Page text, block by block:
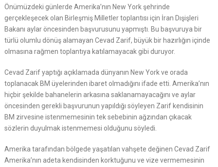
Önümüzdeki günlerde Amerika’nın New York şehrinde
gerçekleşecek olan Birleşmiş Milletler toplantısı için İran Dışişleri
Bakanı aylar öncesinden başvurusunu yapmıştı. Bu başvuruya bir
türlü olumlu dönüş alamayan Cevad Zarif, büyük bir hazırlığın içinde
olmasına rağmen toplantıya katılamayacak gibi duruyor.
Cevad Zarif yaptığı açıklamada dünyanın New York ve orada
toplanacak BM üyelerinden ibaret olmadığını ifade etti. Amerika’nın
hiçbir şekilde bahanelerin arkasına saklanamayacağını ve aylar
öncesinden gerekli başvurunun yapıldığı söyleyen Zarif kendisinin
BM zirvesine istenmemesinin tek sebebinin ağzından çıkacak
sözlerin duyulmak istenmemesi olduğunu söyledi.
Amerika tarafından bölgede yaşatılan vahşete değinen Cevad Zarif
Amerika’nın adeta kendisinden korktuğunu ve vize vermemesinin